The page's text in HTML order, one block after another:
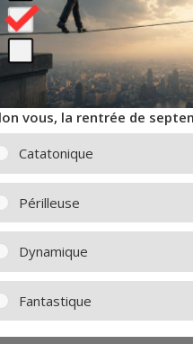
vous, la rentrée de
Catatonique
Périlleuse
Dynamique
Fantastique